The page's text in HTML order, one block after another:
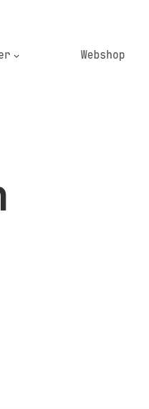
Webshop